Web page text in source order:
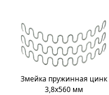
Змейка пружинная цинк
3,8х560 мм